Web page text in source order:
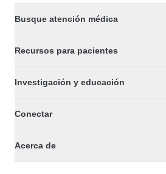
Busque atención médica
Recursos para pacientes
Investigación y educación
Conectar
Acerca de